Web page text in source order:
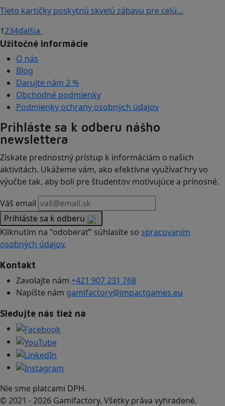
Tieto kartičky poskytnú skvelú zábavu pre celú…
1234ďalšia
Užitočné informácie
O nás
Blog
Darujte nám 2 %
Obchodné podmienky
Podmienky ochrany osobných údajov
Prihláste sa k odberu nášho
newslettera
Získate prednostný prístup k informáciám o našich
aktivitách. Ukážeme vám, ako efektívne využívať hry vo
výučbe tak, aby boli pre študentov motivujúce a prínosné.
Váš email
Prihláste sa k odberu
Kliknutím na "odoberať" súhlasíte so spracovaním
osobných údajov.
Kontakt
Zavolajte nám +421 907 231 768
Napíšte nám gamifactory@impactgames.eu
Sledujte nás tiež na
Nie sme platcami DPH.
© 2021 - 2026 Gamifactory. Všetky práva vyhradené.